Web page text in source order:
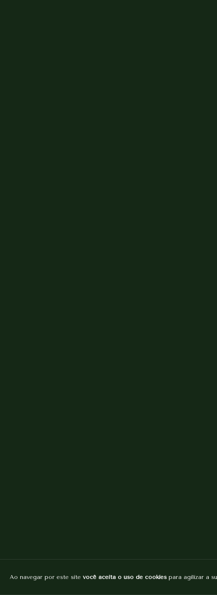
Ao navegar por este site você aceita o uso de cookies para agilizar a